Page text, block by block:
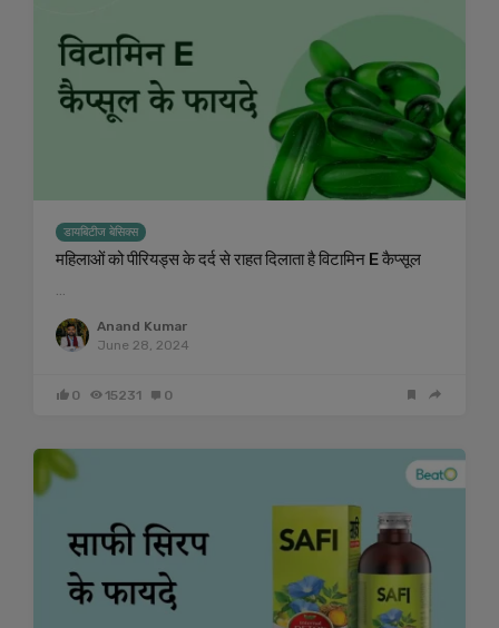
डायबिटीज बेसिक्स
महिलाओं को पीरियड्स के दर्द से राहत दिलाता है विटामिन E कैप्सूल
…
Anand Kumar
June 28, 2024
0 15231 0